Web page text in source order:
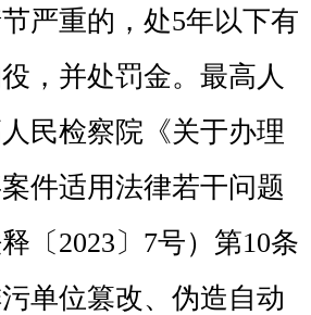
严重的，处5年以下有
，并处罚金。最高人
民检察院《关于办理
件适用法律若干问题
〔2023〕7号）第10条
单位篡改、伪造自动